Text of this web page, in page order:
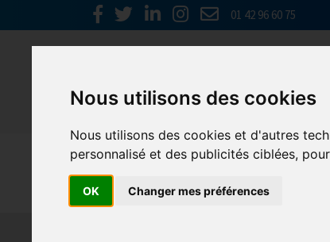
Nous utilisons des cookies
Nous utilisons des cookies et d'autres
personnalisé et des publicités ciblées,
OK Changer mes préférences
01 42 96 60 75
Europe